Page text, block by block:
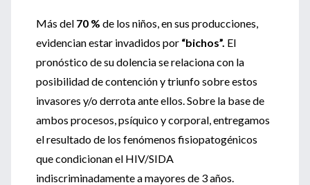
Más del 70 % de los niños, en sus producciones,
evidencian estar invadidos por “bichos”. El
pronóstico de su dolencia se relaciona con la
posibilidad de contención y triunfo sobre estos
invasores y/o derrota ante ellos. Sobre la base de
ambos procesos, psíquico y corporal, entregamos
el resultado de los fenómenos fisiopatogénicos
que condicionan el HIV/SIDA
indiscriminadamente a mayores de 3 años.